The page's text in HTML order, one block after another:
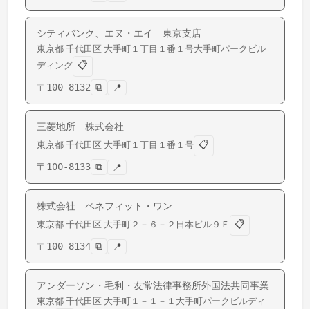
シティバンク、エヌ・エイ 東京支店
東京都 千代田区 大手町 １丁目１番１号大手町パークビル
ディング 📋
〒 100-8132 ⧉ 📍
三菱地所 株式会社
東京都 千代田区 大手町 １丁目１番１号 📋
〒 100-8133 ⧉ 📍
株式会社 ベネフィット・ワン
東京都 千代田区 大手町 ２－６－２日本ビル９Ｆ
📋
〒 100-8134 ⧉ 📍
アンダーソン・毛利・友常法律事務所外国法共同事業
東京都 千代田区 大手町 １－１－１大手町パークビルディ